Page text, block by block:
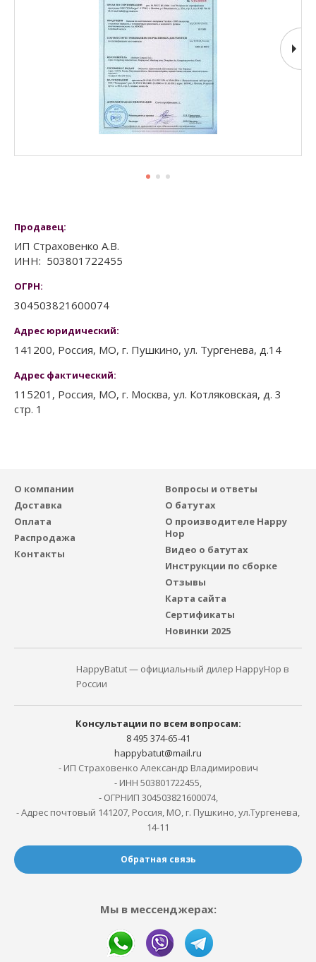
Продавец:
ИП Страховенко А.В.
ИНН: 503801722455
ОГРН:
304503821600074
Адрес юридический:
141200, Россия, МО, г. Пушкино, ул. Тургенева, д.14
Адрес фактический:
115201, Россия, МО, г. Москва, ул. Котляковская, д. 3
стр. 1
О компании
Доставка
Оплата
Распродажа
Контакты
Вопросы и ответы
О батутах
О производителе Happy
Hop
Видео о батутах
Инструкции по сборке
Отзывы
Карта сайта
Сертификаты
Новинки 2025
HappyBatut — официальный дилер HappyHop в
России
Консультации по всем вопросам:
8 495 374-65-41
happybatut@mail.ru
- ИП Страховенко Александр Владимирович
- ИНН 503801722455,
- ОГРНИП 304503821600074,
- Адрес почтовый 141207, Россия, МО, г. Пушкино, ул.Тургенева,
14-11
Обратная связь
Мы в мессенджерах: